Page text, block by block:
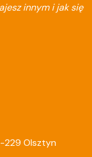
innym i jak się
229 Olsztyn